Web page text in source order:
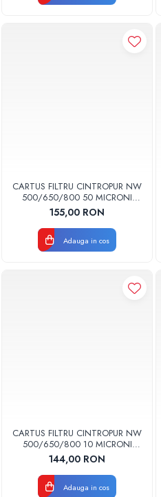
CARTUS FILTRU CINTROPUR NW
500/650/800 50 MICRONI
MANSOANE FILTRARE SET 5BUC
155,00 RON
Adauga in cos
CARTUS FILTRU CINTROPUR NW
500/650/800 10 MICRONI
MANSOANE FILTRARE SET 5BUC
144,00 RON
Adauga in cos